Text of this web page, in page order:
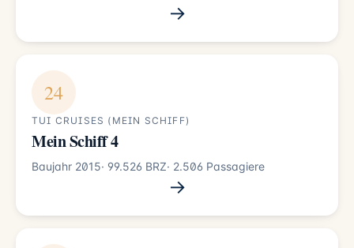
→
24
TUI CRUISES (MEIN SCHIFF)
Mein Schiff 4
Baujahr 2015· 99.526 BRZ· 2.506 Passagiere
→